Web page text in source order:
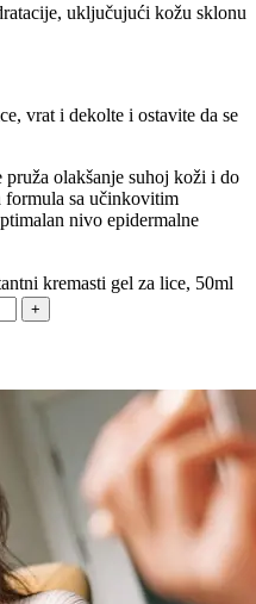
uključujući kožu sklonu
vrat i dekolte i ostavite da se
olakšanje suhoj koži i do
formula sa učinkovitim
nivo epidermalne
kremasti gel za lice, 50ml